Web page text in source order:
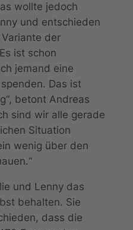
wollte jedoch
und entschieden
der
ist schon
jemand eine
Das ist
betont Andreas
sind wir alle gerade
Situation
wenig über den
und Lenny das
behalten. Sie
dass die